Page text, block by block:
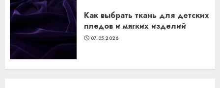
Как выбрать ткань для детских
пледов и мягких изделий
07.05.2026